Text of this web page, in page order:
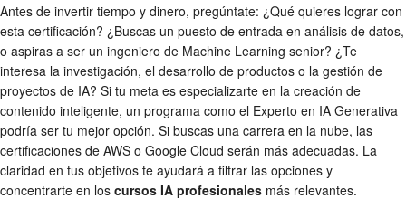
Antes de invertir tiempo y dinero, pregúntate: ¿Qué quieres lograr con
esta certificación? ¿Buscas un puesto de entrada en análisis de datos,
o aspiras a ser un ingeniero de Machine Learning senior? ¿Te
interesa la investigación, el desarrollo de productos o la gestión de
proyectos de IA? Si tu meta es especializarte en la creación de
contenido inteligente, un programa como el Experto en IA Generativa
podría ser tu mejor opción. Si buscas una carrera en la nube, las
certificaciones de AWS o Google Cloud serán más adecuadas. La
claridad en tus objetivos te ayudará a filtrar las opciones y
concentrarte en los cursos IA profesionales más relevantes.